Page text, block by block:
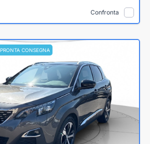
Confronta
PRONTA CONSEGNA